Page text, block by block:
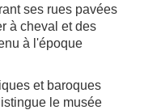
ses rues pavées
à cheval et des
à l'époque
et baroques
le musée